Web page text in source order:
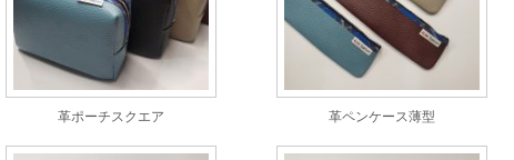
革ポーチスクエア 革ペンケース薄型